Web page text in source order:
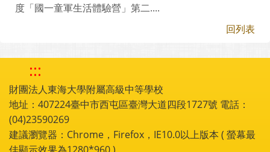
度「國一童軍生活體驗營」第二....
回列表
:::
財團法人東海大學附屬高級中等學校
地址：407224臺中市西屯區臺灣大道四段1727號 電話：
(04)23590269
建議瀏覽器：Chrome，Firefox，IE10.0以上版本 ( 螢幕最